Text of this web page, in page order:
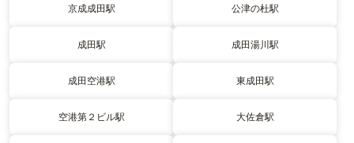
京成成田駅 公津の杜駅
成田駅 成田湯川駅
成田空港駅 東成田駅
空港第２ビル駅 大佐倉駅